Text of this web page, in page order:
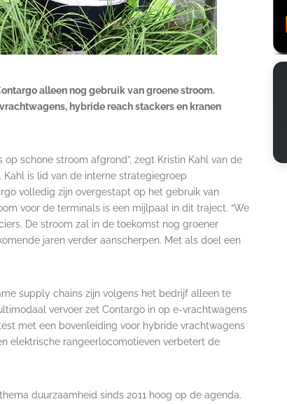
alleen nog gebruik van groene stroom.
hybride reach stackers en kranen
schone stroom afgrond”, zegt Kristin Kahl van de
Kahl is lid van de interne strategiegroep
volledig zijn overgestapt op het gebruik van
voor de terminals is een mijlpaal in dit traject. “We
De stroom zal in de toekomst nog groener
jaren verder aanscherpen. Met als doel een
supply chains zijn volgens het bedrijf alleen te
vervoer zet Contargo in op e-vrachtwagens
met een bovenleiding voor hybride vrachtwagens
elektrische rangeerlocomotieven verbetert de
duurzaamheid sinds 2011 hoog op de agenda.